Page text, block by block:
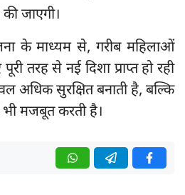
की जाएगी।
के माध्यम से, गरीब महिलाओं
तरह से नई दिशा प्राप्त हो रही
अधिक सुरक्षित बनाती है, बल्कि
मजबूत करती है।